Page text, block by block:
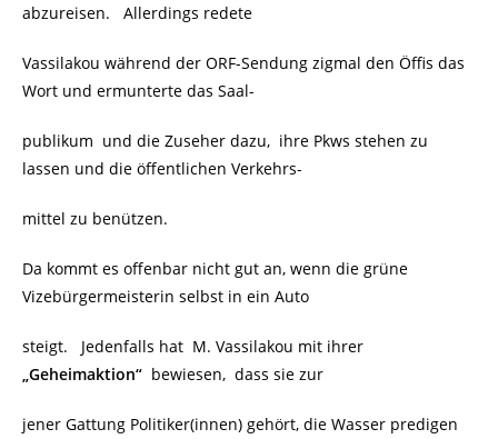
abzureisen. Allerdings redete
Vassilakou während der ORF-Sendung zigmal den Öffis das
Wort und ermunterte das Saal-
publikum und die Zuseher dazu, ihre Pkws stehen zu
lassen und die öffentlichen Verkehrs-
mittel zu benützen.
Da kommt es offenbar nicht gut an, wenn die grüne
Vizebürgermeisterin selbst in ein Auto
steigt. Jedenfalls hat M. Vassilakou mit ihrer
„Geheimaktion“ bewiesen, dass sie zur
jener Gattung Politiker(innen) gehört, die Wasser predigen